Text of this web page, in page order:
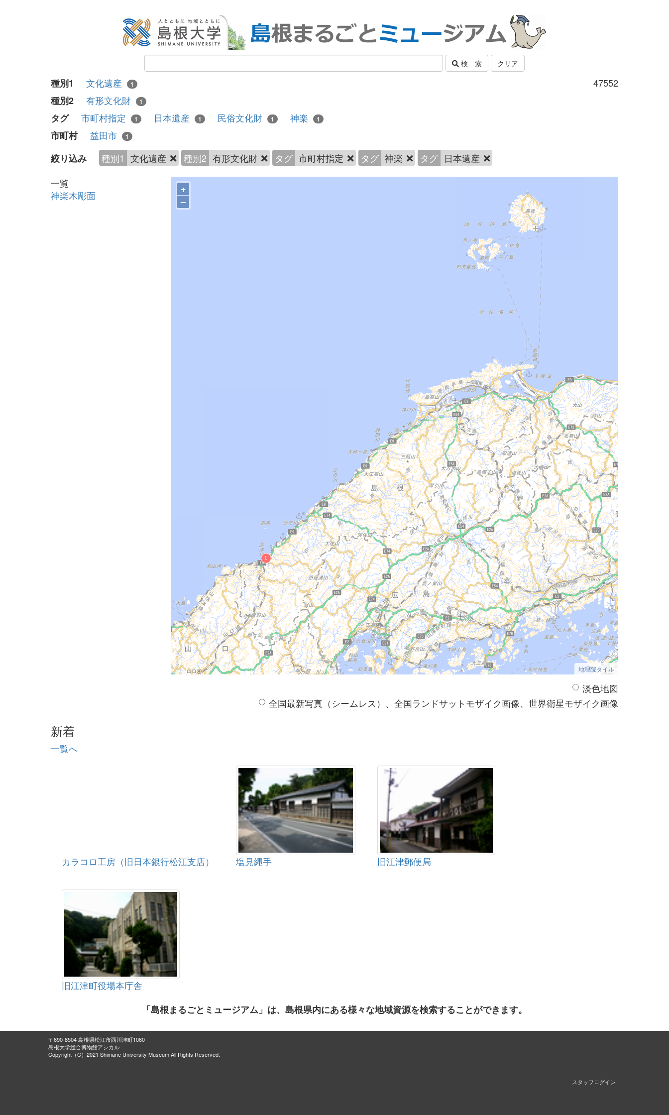
検 索 クリア
47552
種別1 文化遺産 1
種別2 有形文化財 1
タグ 市町村指定 1 日本遺産 1 民俗文化財 1 神楽 1
市町村 益田市 1
絞り込み 種別1 文化遺産 種別2 有形文化財 タグ 市町村指定 タグ 神楽 タグ 日本遺産
一覧
神楽木彫面
+
–
地理院タイル
淡色地図
全国最新写真（シームレス）、全国ランドサットモザイク画像、世界衛星モザイク画像
新着
一覧へ
カラコロ工房（旧日本銀行松江支店） 塩見縄手 旧江津郵便局
旧江津町役場本庁舎
「島根まるごとミュージアム」は、島根県内にある様々な地域資源を検索することができます。
〒690-8504 島根県松江市西川津町1060
島根大学総合博物館アシカル
Copyright（C）2021 Shimane University Museum All Rights Reserved.
スタッフログイン